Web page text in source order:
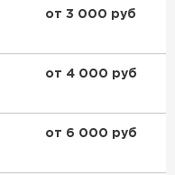
от 3 000 руб
от 4 000 руб
от 6 000 руб